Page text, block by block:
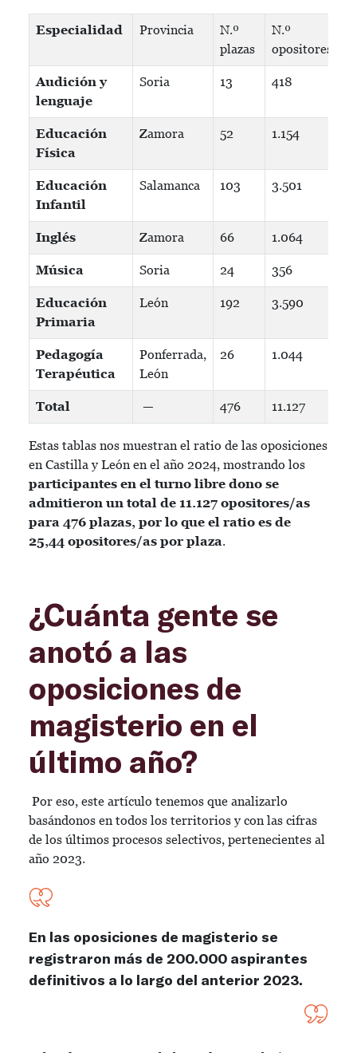
Especialidad Provincia
N.º
plazas
N.º
opositores
Audición y
lenguaje
Soria 13 418
Educación
Física
Zamora 52 1.154
Educación
Infantil
Salamanca 103 3.501
Inglés Zamora 66 1.064
Música Soria 24 356
Educación
Primaria
León 192 3.590
Pedagogía
Terapéutica
Ponferrada,
León
26 1.044
Total — 476 11.127
Estas tablas nos muestran el ratio de las oposiciones
en Castilla y León en el año 2024, mostrando los
participantes en el turno libre dono se
admitieron un total de 11.127 opositores/as
para 476 plazas, por lo que el ratio es de
25,44 opositores/as por plaza.
¿Cuánta gente se
anotó a las
oposiciones de
magisterio en el
último año?
Por eso, este artículo tenemos que analizarlo
basándonos en todos los territorios y con las cifras
de los últimos procesos selectivos, pertenecientes al
año 2023.
En las oposiciones de magisterio se
registraron más de 200.000 aspirantes
definitivos a lo largo del anterior 2023.